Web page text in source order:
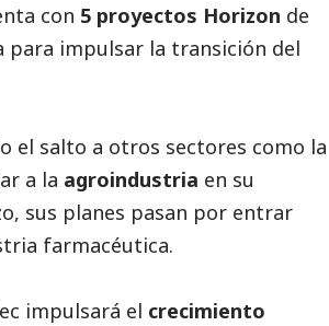
con 5 proyectos Horizon de
para impulsar la transición del
el salto a otros sectores como la
a la agroindustria en su
sus planes pasan por entrar
farmacéutica.
impulsará el crecimiento